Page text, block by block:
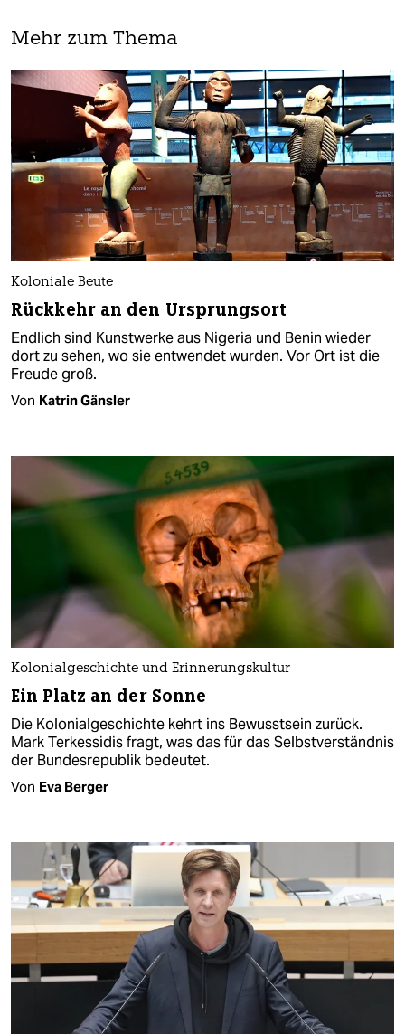
Mehr zum Thema
Koloniale Beute
Rückkehr an den Ursprungsort
Endlich sind Kunstwerke aus Nigeria und Benin wieder
dort zu sehen, wo sie entwendet wurden. Vor Ort ist die
Freude groß.
Von Katrin Gänsler
Kolonialgeschichte und Erinnerungskultur
Ein Platz an der Sonne
Die Kolonialgeschichte kehrt ins Bewusstsein zurück.
Mark Terkessidis fragt, was das für das Selbstverständnis
der Bundesrepublik bedeutet.
Von Eva Berger